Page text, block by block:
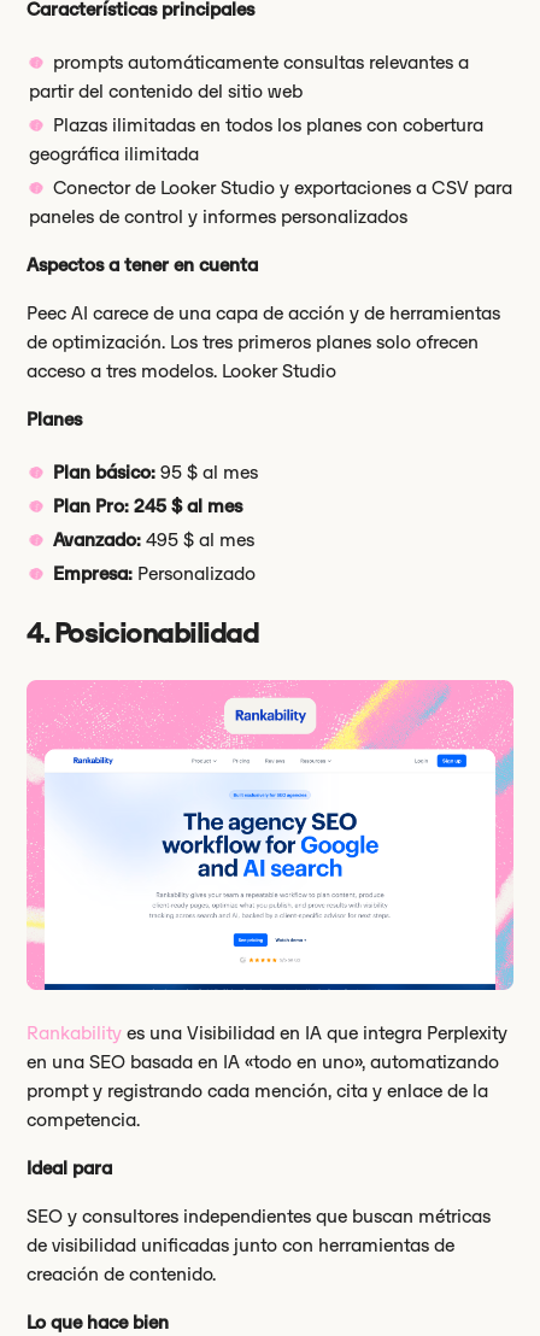
Características principales
prompts automáticamente consultas relevantes a
partir del contenido del sitio web
Plazas ilimitadas en todos los planes con cobertura
geográfica ilimitada
Conector de Looker Studio y exportaciones a CSV para
paneles de control y informes personalizados
Aspectos a tener en cuenta
Peec AI carece de una capa de acción y de herramientas
de optimización. Los tres primeros planes solo ofrecen
acceso a tres modelos. Looker Studio
Planes
Plan básico: 95 $ al mes
Plan Pro: 245 $ al mes
Avanzado: 495 $ al mes
Empresa: Personalizado
4. Posicionabilidad
Rankability es una Visibilidad en IA que integra Perplexity
en una SEO basada en IA «todo en uno», automatizando
prompt y registrando cada mención, cita y enlace de la
competencia.
Ideal para
SEO y consultores independientes que buscan métricas
de visibilidad unificadas junto con herramientas de
creación de contenido.
Lo que hace bien